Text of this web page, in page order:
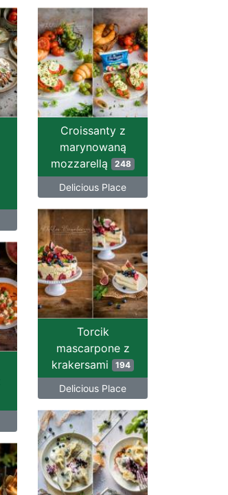
Croissanty z
marynowaną
mozzarellą 248
Delicious Place
Torcik
mascarpone z
krakersami 194
Delicious Place